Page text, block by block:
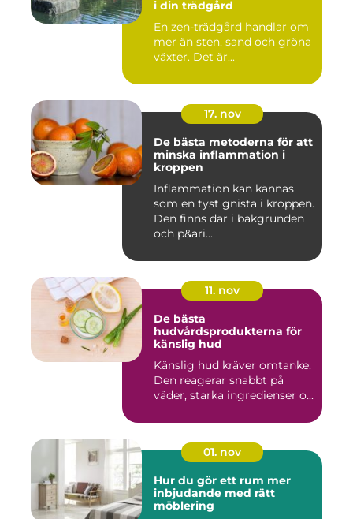
i din trädgård
En zen-trädgård handlar om
mer än sten, sand och gröna
växter. Det är...
17. nov
De bästa metoderna för att
minska inflammation i
kroppen
Inflammation kan kännas
som en tyst gnista i kroppen.
Den finns där i bakgrunden
och p&ari...
11. nov
De bästa
hudvårdsprodukterna för
känslig hud
Känslig hud kräver omtanke.
Den reagerar snabbt på
väder, starka ingredienser o...
01. nov
Hur du gör ett rum mer
inbjudande med rätt
möblering